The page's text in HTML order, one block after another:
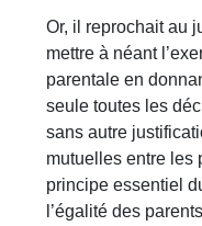
Or, il reprochait au
mettre à néant
parentale en
seule toutes les
sans autre
mutuelles entre les
principe essentiel
l’égalité des